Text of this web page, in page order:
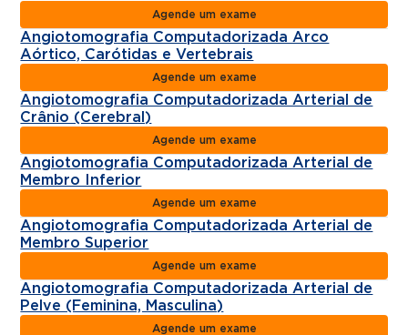
Agende um exame
Angiotomografia Computadorizada Arco
Aórtico, Carótidas e Vertebrais
Agende um exame
Angiotomografia Computadorizada Arterial de
Crânio (Cerebral)
Agende um exame
Angiotomografia Computadorizada Arterial de
Membro Inferior
Agende um exame
Angiotomografia Computadorizada Arterial de
Membro Superior
Agende um exame
Angiotomografia Computadorizada Arterial de
Pelve (Feminina, Masculina)
Agende um exame